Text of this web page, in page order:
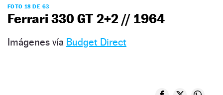
FOTO 18 DE 63
Ferrari 330 GT 2+2 // 1964
Imágenes vía Budget Direct